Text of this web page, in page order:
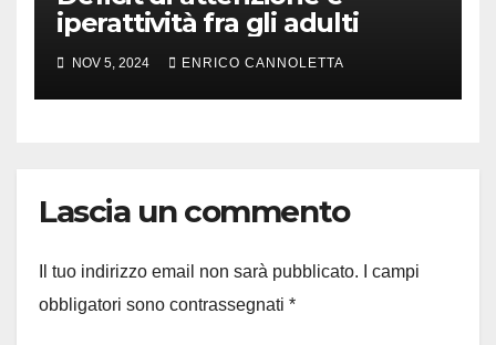
iperattività fra gli adulti
NOV 5, 2024 ENRICO CANNOLETTA
Lascia un commento
Il tuo indirizzo email non sarà pubblicato.
I campi
obbligatori sono contrassegnati *